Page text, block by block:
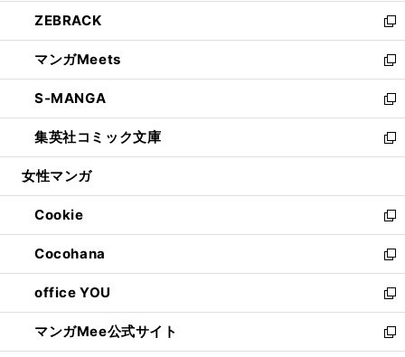
く
で
開
く
ド
ウ
で
開
く
ウ
ィ
ン
ド
ウ
で
開
く
し
い
ウ
ィ
ン
ド
ウ
で
開
ZEBRACK
新
し
い
ウ
ィ
ン
ド
ウ
開
く
マンガMeets
新
し
い
ウ
ィ
ン
ウ
で
開
く
S-MANGA
新
し
い
ウ
ン
ド
ウ
で
開
く
集英社コミック文庫
新
し
ウ
ィ
ン
ド
ウ
で
開
く
女性マンガ
Cookie
新
し
い
ウ
ィ
ン
ド
ウ
Cocohana
新
し
い
ウ
ィ
ン
office YOU
新
し
い
ウ
マンガMee公式サイト
新